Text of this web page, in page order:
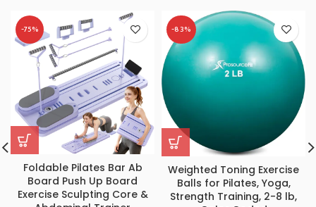
-75%
Foldable Pilates Bar Ab
Board Push Up Board
Exercise Sculpting Core &
-83%
Weighted Toning Exercise
Balls for Pilates, Yoga,
Strength Training, 2-8 lb,